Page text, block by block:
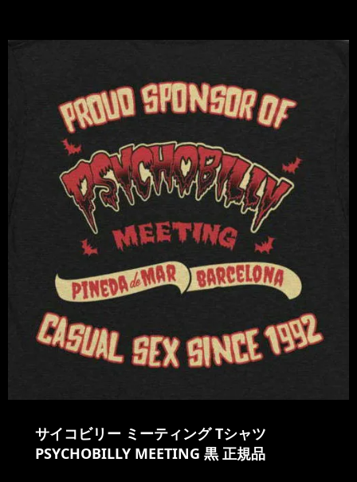
サイコビリー ミーティング Tシャツ
PSYCHOBILLY MEETING 黒 正規品